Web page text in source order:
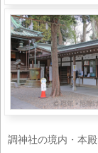
調神社の境内・本